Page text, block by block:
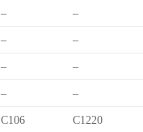
– –
– –
– –
– –
C106 C1220